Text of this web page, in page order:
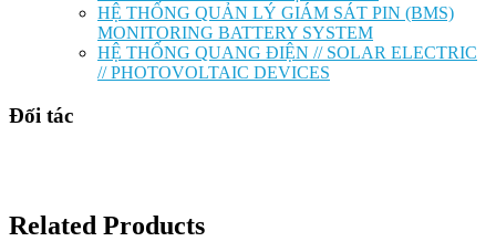
HỆ THỐNG QUẢN LÝ GIÁM SÁT PIN (BMS)
MONITORING BATTERY SYSTEM
HỆ THỐNG QUANG ĐIỆN // SOLAR ELECTRIC
// PHOTOVOLTAIC DEVICES
Đối tác
Related Products